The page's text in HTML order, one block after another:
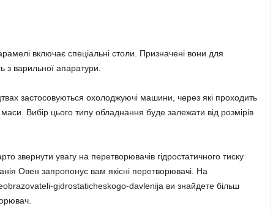
включає спеціальні столи. Призначені вони для
варильної апаратури.
застосовуються охолоджуючі машини, через які проходить
Вибір цього типу обладнання буде залежати від розмірів
звернути увагу на перетворювачів гідростатичного тиску
Овен запропонує вам якісні перетворювачі. На
gidrostaticheskogo-davlenija ви знайдете більш